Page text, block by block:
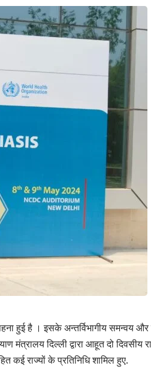
हुई है । इसके अन्तर्विभागीय समन्वय
मंत्रालय दिल्ली द्वारा आहूत दो
कई राज्यों के प्रतिनिधि शामिल हुए.